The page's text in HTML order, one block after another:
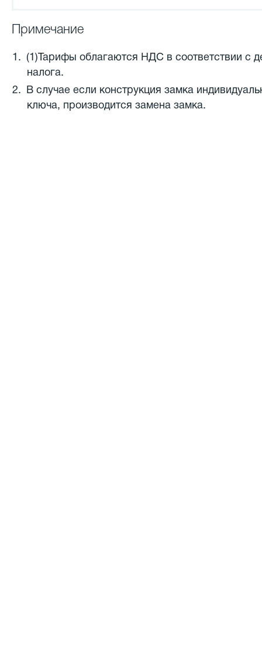
Примечание
(1)Тарифы облагаются НДС в соответствии с
налога.
В случае если конструкция замка
ключа, производится замена замка.